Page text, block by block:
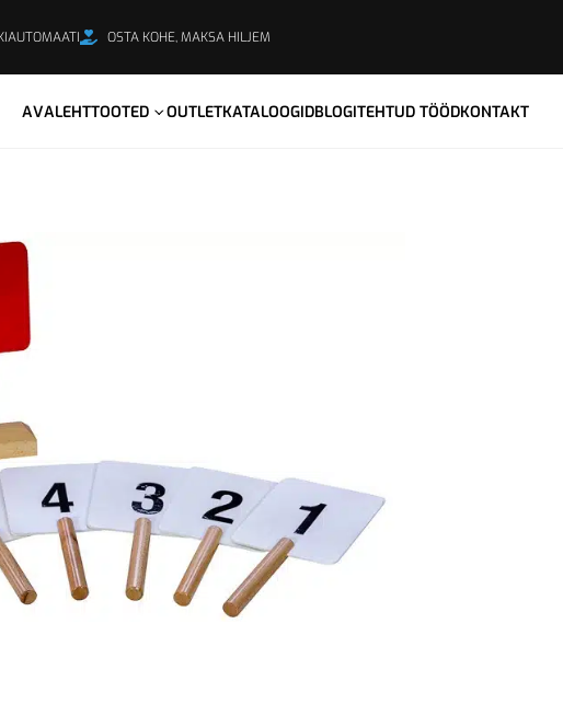
OSTA KOHE, MAKSA HILJEM
AVALEHTTOOTED OUTLETKATALOOGIDBLOGITEHTUD TÖÖDKONTAKT